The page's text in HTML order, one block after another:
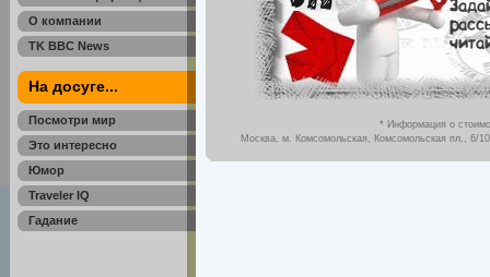
О компании
TK BBC News
На досуге...
Посмотри мир
Это интересно
Юмор
Traveler IQ
Гадание
* Информация о
Москва, м. Комсомольская, Комсомольская пл., 6/